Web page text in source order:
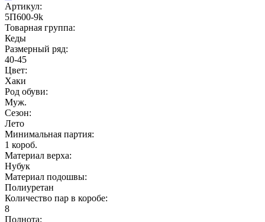
Артикул:
5П600-9k
Товарная группа:
Кеды
Размерный ряд:
40-45
Цвет:
Хаки
Род обуви:
Муж.
Сезон:
Лето
Минимальная партия:
1 короб.
Материал верха:
Нубук
Материал подошвы:
Полиуретан
Количество пар в коробе:
8
Полнота: